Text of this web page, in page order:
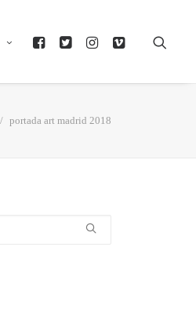
portada art madrid 2018